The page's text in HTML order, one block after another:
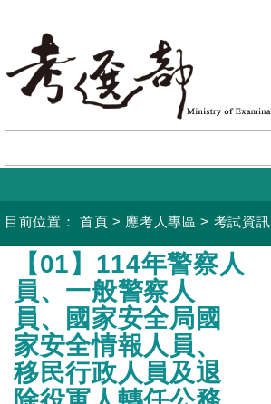
要
容
目前位置： 首頁 > 應考人專區 > 考試資訊
【01】114年警察人
員、一般警察人
員、國家安全局國
家安全情報人員、
移民行政人員及退